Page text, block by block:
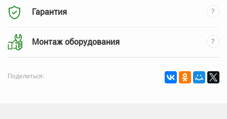
Гарантия
Монтаж оборудования
Поделиться: